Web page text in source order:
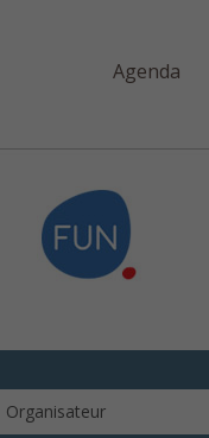
Agenda
Organisateur